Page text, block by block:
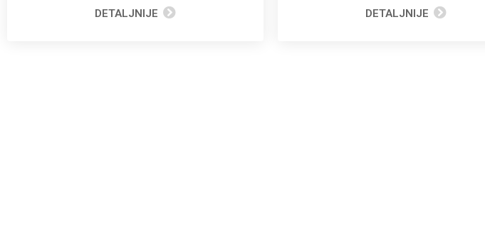
DETALJNIJE DETALJNIJE